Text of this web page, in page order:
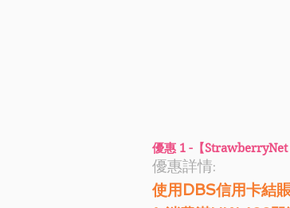
優惠 1 -【StrawberryNet
優惠詳情:
使用DBS信用卡結